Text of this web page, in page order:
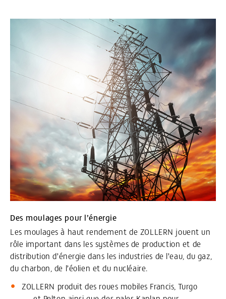
Des moulages pour l’énergie
Les moulages à haut rendement de ZOLLERN jouent un
rôle important dans les systèmes de production et de
distribution d’énergie dans les industries de l’eau, du gaz,
du charbon, de l’éolien et du nucléaire.
ZOLLERN produit des roues mobiles Francis, Turgo